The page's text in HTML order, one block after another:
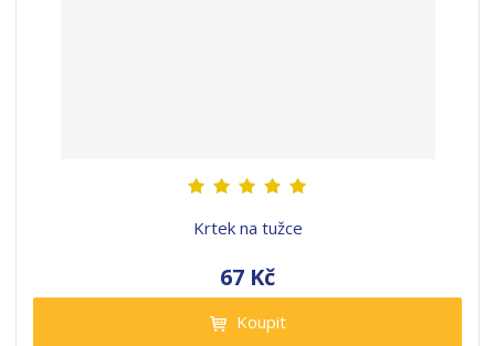
Krtek na tužce
67 Kč
Koupit